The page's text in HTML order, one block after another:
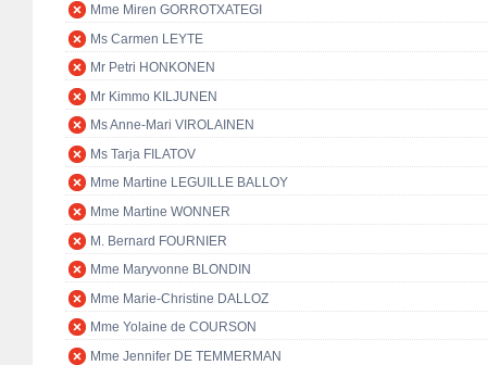
Mme Miren GORROTXATEGI
Ms Carmen LEYTE
Mr Petri HONKONEN
Mr Kimmo KILJUNEN
Ms Anne-Mari VIROLAINEN
Ms Tarja FILATOV
Mme Martine LEGUILLE BALLOY
Mme Martine WONNER
M. Bernard FOURNIER
Mme Maryvonne BLONDIN
Mme Marie-Christine DALLOZ
Mme Yolaine de COURSON
Mme Jennifer DE TEMMERMAN